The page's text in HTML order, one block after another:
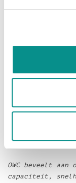
iMac 27" 2019
Maak dan een
in de
kunnen wij het
alleen
daar komen
25,- bij.
OWC beveelt aan
capaciteit,